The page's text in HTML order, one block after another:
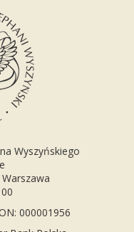
Wyszyńskiego
000001956